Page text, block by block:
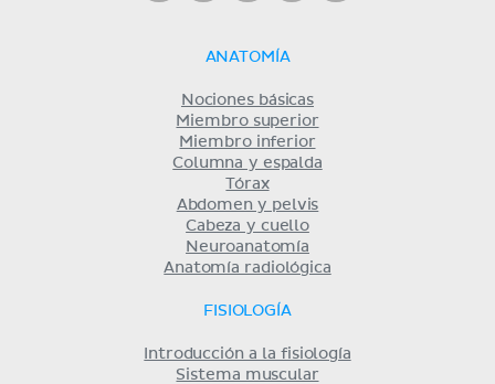
ANATOMÍA
Nociones básicas
Miembro superior
Miembro inferior
Columna y espalda
Tórax
Abdomen y pelvis
Cabeza y cuello
Neuroanatomía
Anatomía radiológica
FISIOLOGÍA
Introducción a la fisiología
Sistema muscular